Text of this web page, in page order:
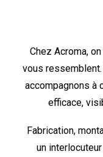
Chez Acroma,
vous ressemblent.
accompagnons à
efficace,
Fabrication,
un